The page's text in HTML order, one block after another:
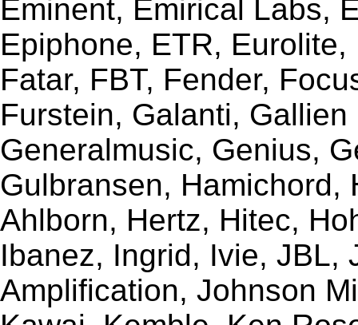
Eminent, Emirical Labs,
Epiphone, ETR,
Fatar, FBT, Fender,
Furstein, Galanti,
Generalmusic, Genius,
Gulbransen, Hamichord,
Ahlborn, Hertz, Hitec,
Ibanez, Ingrid, Ivie, JBL,
Amplification, Johnson